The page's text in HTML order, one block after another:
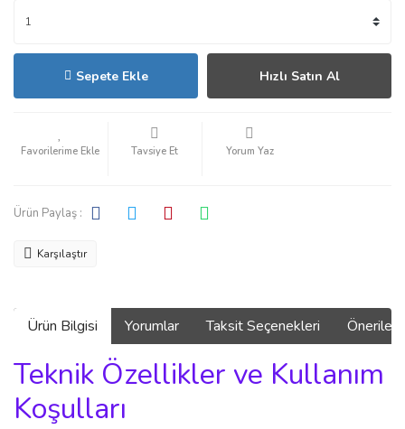
Sepete Ekle Hızlı Satın Al
Tavsiye Et Yorum Yaz
Ürün Paylaş :
Karşılaştır
Ürün Bilgisi Yorumlar Taksit Seçenekleri
Teknik Özellikler ve Kullanım
Koşulları